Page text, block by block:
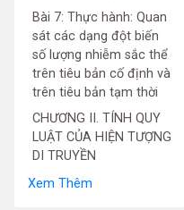
Bài 7: Thực hành: Quan
sát các dạng đột biến
số lượng nhiễm sắc thể
trên tiêu bản cố định và
trên tiêu bản tạm thời
CHƯƠNG II. TÍNH QUY
LUẬT CỦA HIỆN TƯỢNG
DI TRUYỀN
Xem Thêm